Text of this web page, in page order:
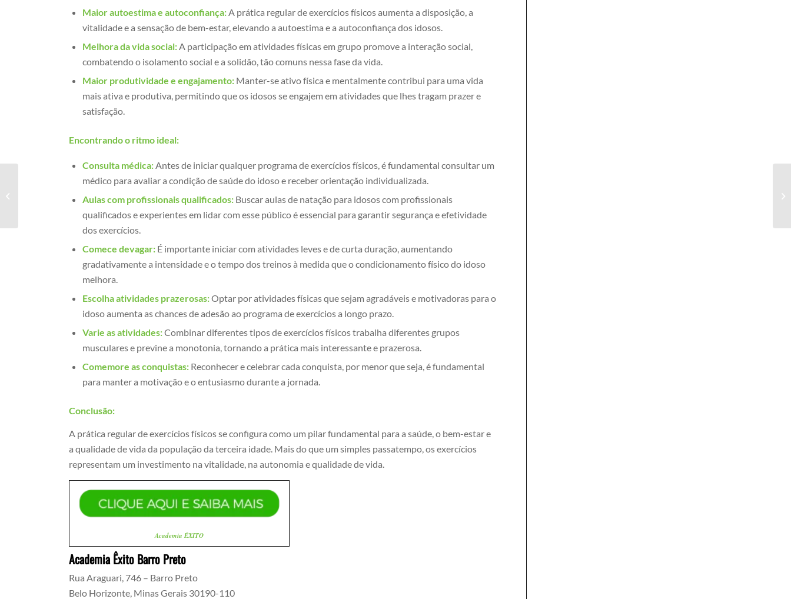
Maior autoestima e autoconfiança:A prática regular de exercícios físicos aumenta a disposição, a
vitalidade e a sensação de bem-estar, elevando a autoestima e a autoconfiança dos idosos.
Melhora da vida social:A participação em atividades físicas em grupo promove a interação social,
combatendo o isolamento social e a solidão, tão comuns nessa fase da vida.
Maior produtividade e engajamento: Manter-se ativo física e mentalmente contribui para uma vida
mais ativa e produtiva, permitindo que os idosos se engajem em atividades que lhes tragam prazer e
satisfação.
Encontrando o ritmo ideal:
Consulta médica: Antes de iniciar qualquer programa de exercícios físicos, é fundamental consultar um
médico para avaliar a condição de saúde do idoso e receber orientação individualizada.
Aulas com profissionais qualificados: Buscar aulas de natação para idosos com profissionais
qualificados e experientes em lidar com esse público é essencial para garantir segurança e efetividade
dos exercícios.
Comece devagar: É importante iniciar com atividades leves e de curta duração, aumentando
gradativamente a intensidade e o tempo dos treinos à medida que o condicionamento físico do idoso
melhora.
Escolha atividades prazerosas:Optar por atividades físicas que sejam agradáveis e motivadoras para o
idoso aumenta as chances de adesão ao programa de exercícios a longo prazo.
Varie as atividades:Combinar diferentes tipos de exercícios físicos trabalha diferentes grupos
musculares e previne a monotonia, tornando a prática mais interessante e prazerosa.
Comemore as conquistas: Reconhecer e celebrar cada conquista, por menor que seja, é fundamental
para manter a motivação e o entusiasmo durante a jornada.
Conclusão:
A prática regular de exercícios físicos se configura como um pilar fundamental para a saúde, o bem-estar e
a qualidade de vida da população da terceira idade. Mais do que um simples passatempo, os exercícios
representam um investimento na vitalidade, na autonomia e qualidade de vida.
Academia ÊXITO
Academia Êxito Barro Preto
Rua Araguari, 746 – Barro Preto
Belo Horizonte Minas Gerais 30190-110
Atividade física para